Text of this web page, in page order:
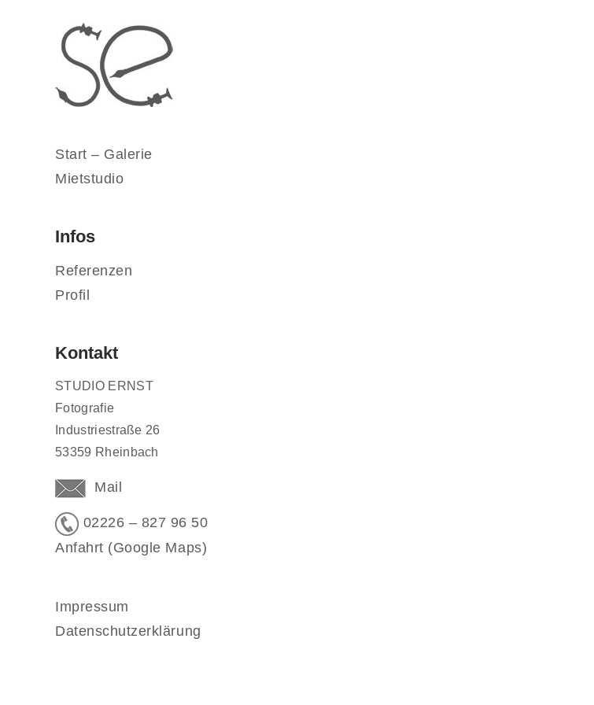
Start – Galerie
Mietstudio
Infos
Referenzen
Profil
Kontakt
STUDIO ERNST
Fotografie
Industriestraße 26
53359 Rheinbach
Mail
02226 – 827 96 50
Anfahrt (Google Maps)
Impressum
Datenschutzerklärung